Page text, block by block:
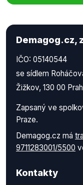
Demagog.cz,
IČO: 05140544
se sídlem
Žižkov, 130 00
Zapsaný ve
Praze.
Demagog.cz má
9711283001/5500
Kontakty